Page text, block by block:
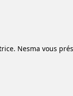
Nesma vous